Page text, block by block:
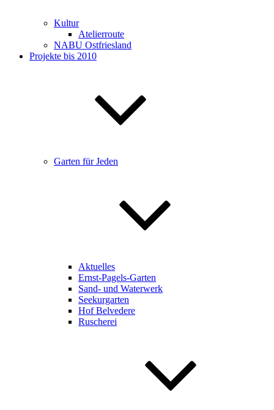
Kultur
Atelierroute
NABU Ostfriesland
Projekte bis 2010
Garten für Jeden
Aktuelles
Ernst-Pagels-Garten
Sand- und Waterwerk
Seekurgarten
Hof Belvedere
Ruscherei